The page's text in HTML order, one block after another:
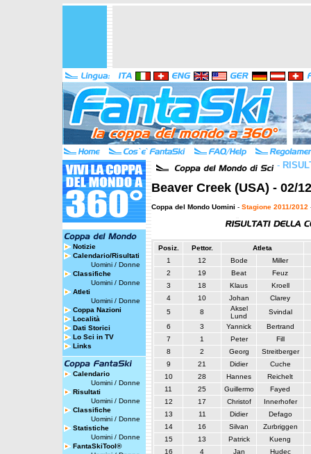
Notizie
Calendario/Risultati
Uomini / Donne
Classifiche
Uomini / Donne
Atleti
Uomini / Donne
Coppa Nazioni
Località
Dati Storici
Lo Sci in TV
Links
Calendario
Uomini / Donne
Risultati
Uomini / Donne
Classifiche
Uomini / Donne
Statistiche
Uomini / Donne
FantaSkiTool®
-
Beaver Creek (USA) - 02/
Coppa del Mondo Uomini - Stagione 2011/2012
Posiz. Pettor.
Atleta
1
12 Bode
Miller
2
19 Beat
Feuz
3
18 Klaus
Kroell
4
10 Johan
Clarey
5
8
Aksel
Lund
Svindal
6
3 Yannick
Bertrand
7
1 Peter
Fill
8
2 Georg
Streitberger
9
21 Didier
Cuche
10
28 Hannes
Reichelt
11
25 Guillermo
Fayed
12
17 Christof
Innerhofer
13
11 Didier
Defago
14
16 Silvan
Zurbriggen
15
13 Patrick
Kueng
16
4 Jan
Hudec